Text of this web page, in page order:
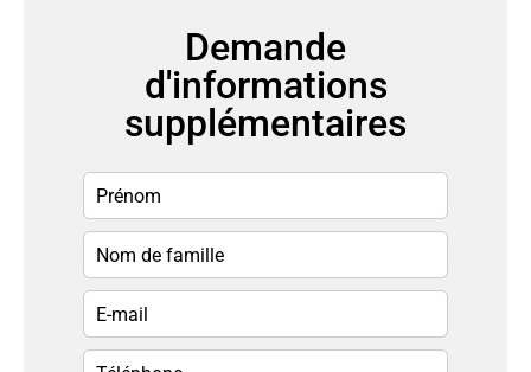
Demande
d'informations
supplémentaires